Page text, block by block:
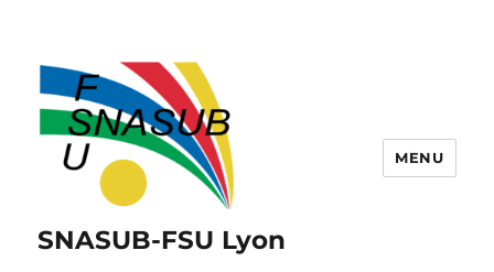
SNASUB-FSU Lyon
MENU